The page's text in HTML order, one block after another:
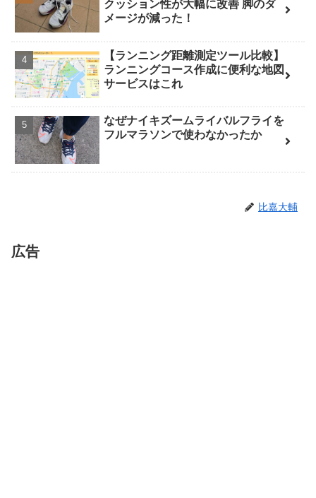
クッション性が大幅に改善 脚のダ
メージが減った！
【ランニング距離測定ツール比較】
ランニングコース作成に便利な地図
サービスはこれ
なぜナイキズームライバルフライを
フルマラソンで使わなかったか
比嘉大輔
広告